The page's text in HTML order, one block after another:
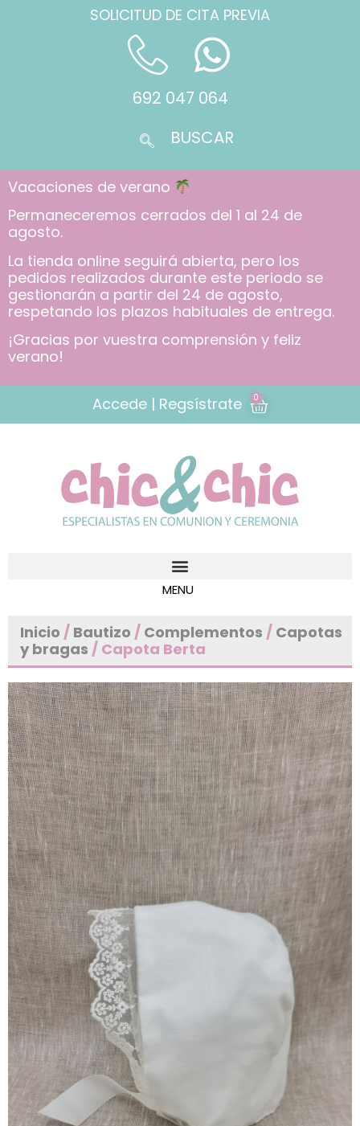
SOLICITUD DE CITA PREVIA
692 047 064
Vacaciones de verano
Permaneceremos cerrados del 1 al 24 de
agosto.
La tienda online seguirá abierta, pero los
pedidos realizados durante este periodo se
gestionarán a partir del 24 de agosto,
respetando los plazos habituales de entrega.
¡Gracias por vuestra comprensión y feliz
verano!
Accede | Regsístrate 0
Inicio / Bautizo / Complementos / Capotas
y bragas / Capota Berta